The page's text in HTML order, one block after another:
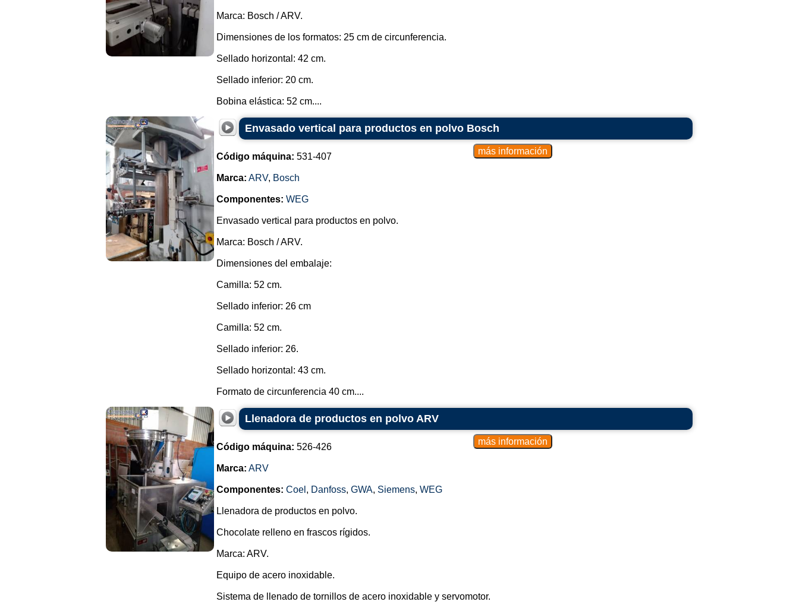
Marca: Bosch / ARV.
Dimensiones de los formatos: 25 cm de circunferencia.
Sellado horizontal: 42 cm.
Sellado inferior: 20 cm.
Bobina elástica: 52 cm....
Envasado vertical para productos en polvo Bosch
Código máquina: 531-407
Marca: ARV, Bosch
Componentes: WEG
Envasado vertical para productos en polvo.
Marca: Bosch / ARV.
Dimensiones del embalaje:
Camilla: 52 cm.
Sellado inferior: 26 cm
Camilla: 52 cm.
Sellado inferior: 26.
Sellado horizontal: 43 cm.
Formato de circunferencia 40 cm....
Llenadora de productos en polvo ARV
Código máquina: 526-426
Marca: ARV
Componentes: Coel , Danfoss, GWA, Siemens, WEG
Llenadora de productos en polvo.
Chocolate relleno en frascos rígidos.
Marca: ARV.
Equipo de acero inoxidable.
Sistema de llenado de tornillos de acero inoxidable y servomotor.